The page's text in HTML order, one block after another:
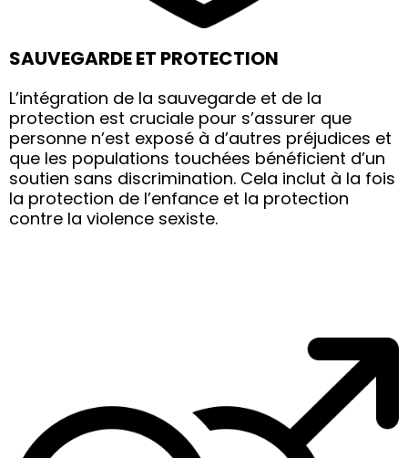
SAUVEGARDE ET PROTECTION
L’intégration de la sauvegarde et de la
protection est cruciale pour s’assurer que
personne n’est exposé à d’autres préjudices et
que les populations touchées bénéficient d’un
soutien sans discrimination. Cela inclut à la fois
la protection de l’enfance et la protection
contre la violence sexiste.